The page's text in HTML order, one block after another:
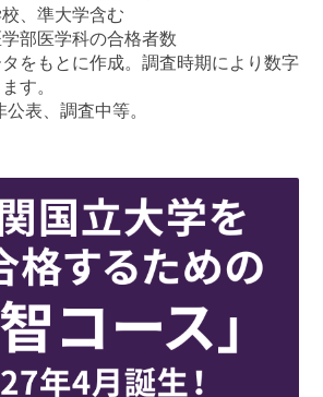
校はありません
、準大学含む
部医学科の合格者数
をもとに作成。調査時期により数字
す。
表、調査中等。